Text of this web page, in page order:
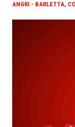
ANGRI - BARLETTA,